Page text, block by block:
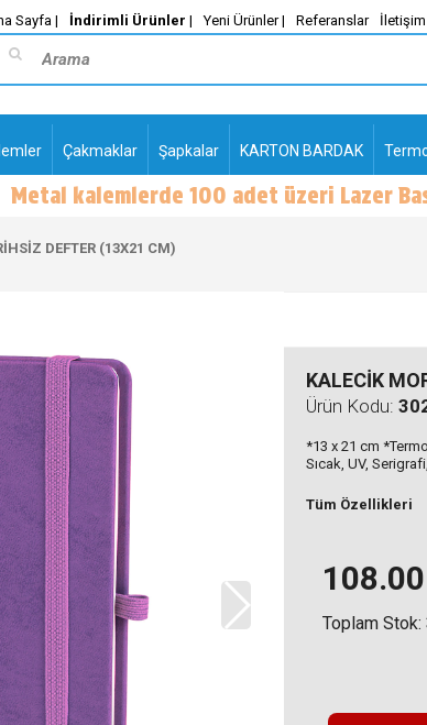
Sayfa | İndirimli Ürünler | Yeni Ürünler | Referanslar İletişim
Çakmaklar Şapkalar KARTON BARDAK
PLASTİK TÜKENMEZ
-
DEFTER (13X21 CM)
KALECİK
Ürün Kodu:
*13 x 21 cm
Sıcak, UV,
Tüm Özellikleri
108.00
Toplam Stok: